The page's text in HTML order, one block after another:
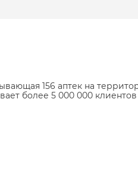
156 аптек на
более 5 000 000 клиентов